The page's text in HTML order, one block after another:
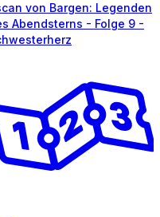
von Bargen: Legenden
Abendsterns - Folge 9 -